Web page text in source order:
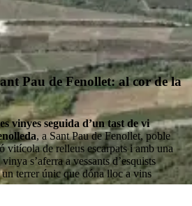
Pau de Fenollet: al cor de la
vinyes seguida d’un tast de vi
, a Sant Pau de Fenollet, poble
vitícola de relleus escarpats i amb una
s’aferra a vessants d’esquists
terrer únic que dóna lloc a vins